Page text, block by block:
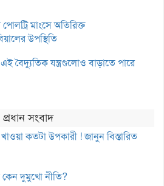
মাংসে অতিরিক্ত
উপস্থিতি
বৈদ্যুতিক যন্ত্রগুলোও বাড়াতে পারে
প্রধান সংবাদ
কতটা উপকারী ! জানুন বিস্তারিত
কেন দুমুখো নীতি?